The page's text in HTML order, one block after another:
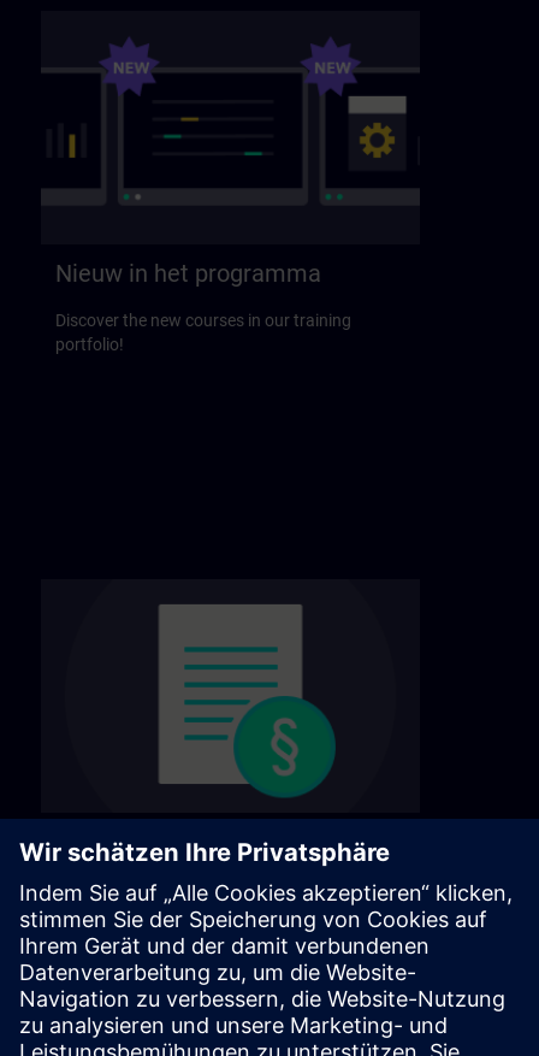
Nieuw in het programma
Discover the new courses in our training
portfolio!
Algemene voorwaarden
Lees onze algemene voorwaarden op de
volgende pagina.